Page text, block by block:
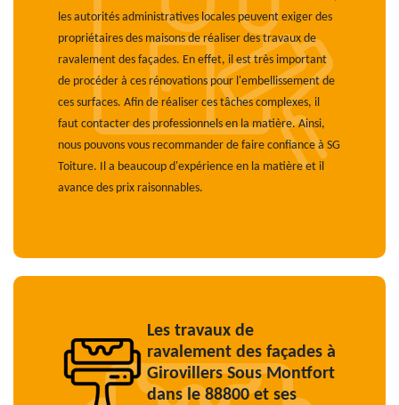
les autorités administratives locales peuvent exiger des
propriétaires des maisons de réaliser des travaux de
ravalement des façades. En effet, il est très important
de procéder à ces rénovations pour l'embellissement de
ces surfaces. Afin de réaliser ces tâches complexes, il
faut contacter des professionnels en la matière. Ainsi,
nous pouvons vous recommander de faire confiance à SG
Toiture. Il a beaucoup d'expérience en la matière et il
avance des prix raisonnables.
Les travaux de
ravalement des façades à
Girovillers Sous Montfort
dans le 88800 et ses